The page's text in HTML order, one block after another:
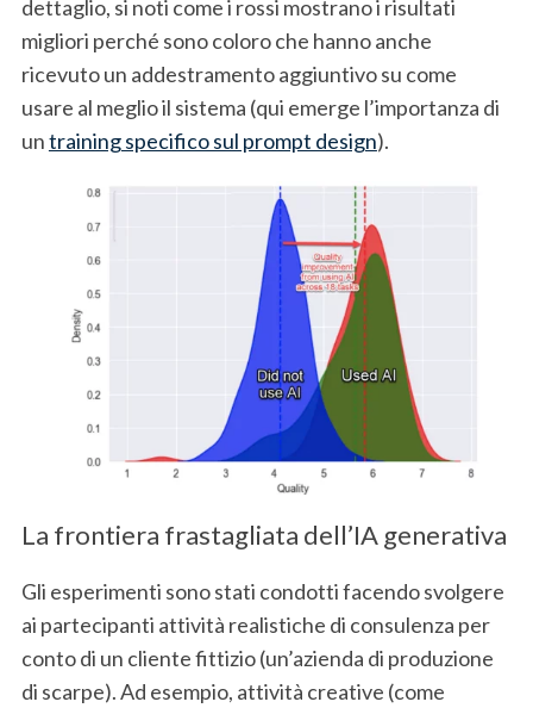
dettaglio, si noti come i rossi mostrano i risultati
migliori perché sono coloro che hanno anche
ricevuto un addestramento aggiuntivo su come
usare al meglio il sistema (qui emerge l’importanza di
untraining specifico sul prompt design).
La frontiera frastagliata dell’IA generativa
Gli esperimenti sono stati condotti facendo svolgere
ai partecipanti attività realistiche di consulenza per
conto di un cliente fittizio (un’azienda di produzione
di scarpe). Ad esempio, attività creative (come